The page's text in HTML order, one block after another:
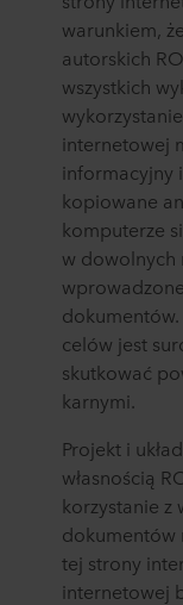
warunkiem,
autorskich
wszystkich
internetowej
informacyjny
kopiowane
komputerze
w dowolnych
celów jest
skutkować
karnymi.
Projekt i
własnością
korzystanie z
dokumentów
tej strony
internetowej